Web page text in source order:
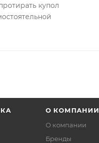
купол
О КОМПАНИИ
О компании
Бренды